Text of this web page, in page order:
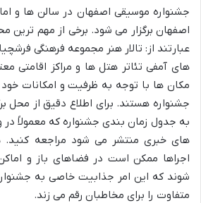
جشنواره موسیقی اصفهان در سالن ها و
اصفهان برگزار می شود. برخی از مهم ترین
عبارتند از: تالار هنر مجموعه فرهنگی
های آمفی تئاتر هتل ها و مراکز اقامتی
مکان ها با توجه به ظرفیت و امکانات
جشنواره هستند. برای اطلاع دقیق از محل
به جدول زمان بندی جشنواره که معمولاً
های خبری منتشر می شود مراجعه کنید.
اجراها ممکن است در فضاهای باز و اماکن
شوند که این امر جذابیت خاصی به
متفاوت را برای مخاطبان رقم می زند.